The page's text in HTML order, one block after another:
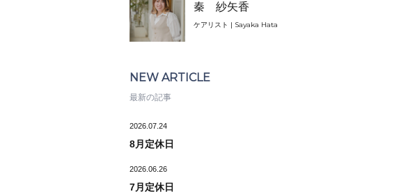
秦 紗矢香
ケアリスト | Sayaka Hata
NEW ARTICLE
最新の記事
2026.07.24
8月定休日
2026.06.26
7月定休日